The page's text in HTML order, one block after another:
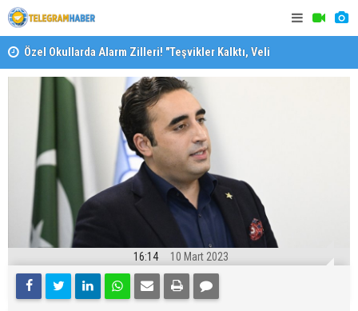
Özel Okullarda Alarm Zilleri! "Teşvikler Kalktı, Veli
Devlet Okuluna Yöneldi"
16:14 10 Mart 2023